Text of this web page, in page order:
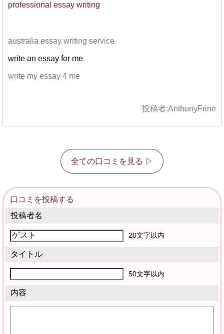
professional essay writing
australia essay writing service
write an essay for me
write my essay 4 me
投稿者:AnthonyFrine
全ての口コミを見る ▷
口コミを投稿する
投稿者名
20文字以内
タイトル
50文字以内
内容